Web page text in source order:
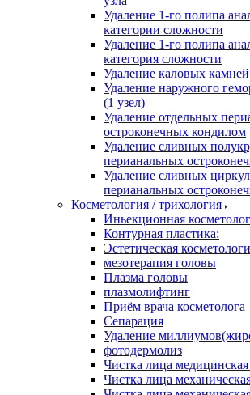
Удаление 1-го полипа
категории сложности
Удаление 1-го полипа
категория сложности
Удаление каловых камней
Удаление наружного
(1 узел)
Удаление отдельных
остроконечных кондилом
Удаление сливных
перианальных
Удаление сливных
перианальных
Косметология / трихология
Иньекционная
Контурная пластика:
Эстетическая
мезотерапия головы
Плазма головы
плазмолифтинг
Приём врача косметолога
Сепарация
Удаление
фотодермолиз
Чистка лица
Чистка лица